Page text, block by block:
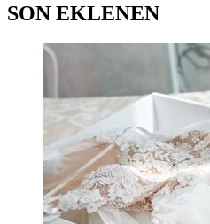
SON EKLENEN